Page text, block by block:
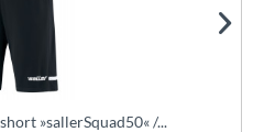
»sallerSquad50« /...